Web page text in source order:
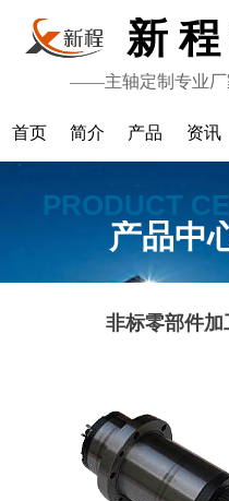
新
——主轴定制专业
首页 简介 产品 资讯
非标零部件加
PRODUCT
产品中